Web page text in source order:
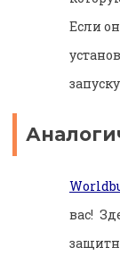
Если
вас!